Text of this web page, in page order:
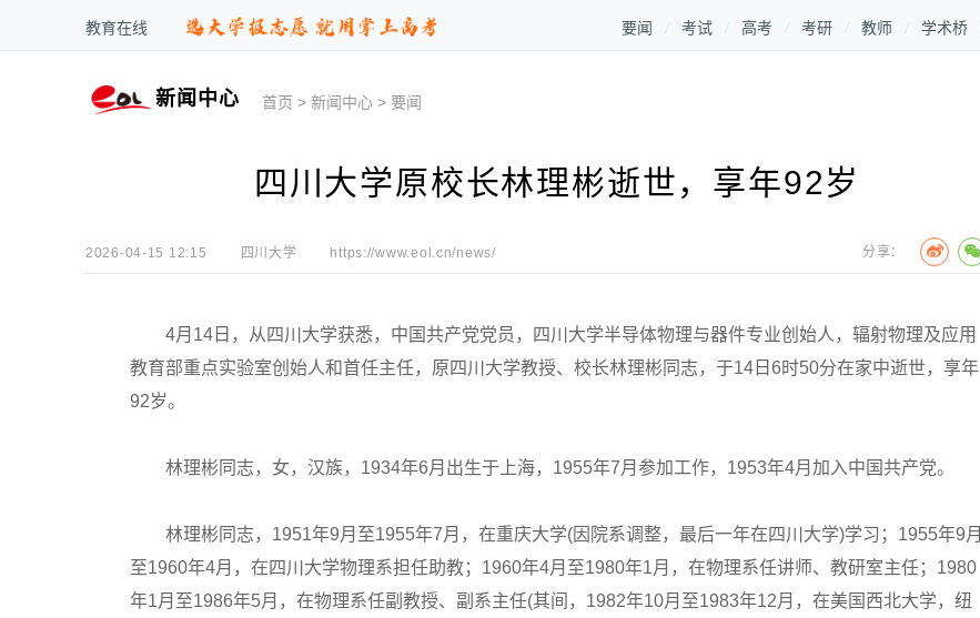
教育在线 要闻 考试 高考 考研 教师 学术桥
新闻中心 首页 >新闻中心 > 要闻
四川大学原校长林理彬逝世，享年92岁
2026-04-15 12:15 四川大学 https://www.eol.cn/news/ 分享：
4月14日，从四川大学获悉，中国共产党党员，四川大学半导体物理与器件专业创始人，辐射物理及应用
教育部重点实验室创始人和首任主任，原四川大学教授、校长林理彬同志，于14日6时50分在家中逝世，享年
92岁。
林理彬同志，女，汉族，1934年6月出生于上海，1955年7月参加工作，1953年4月加入中国共产党。
林理彬同志，1951年9月至1955年7月，在重庆大学(因院系调整，最后一年在四川大学)学习；1955年9月
至1960年4月，在四川大学物理系担任助教；1960年4月至1980年1月，在物理系任讲师、教研室主任；1980
年1月至1986年5月，在物理系任副教授、副系主任(其间，1982年10月至1983年12月，在美国西北大学，纽